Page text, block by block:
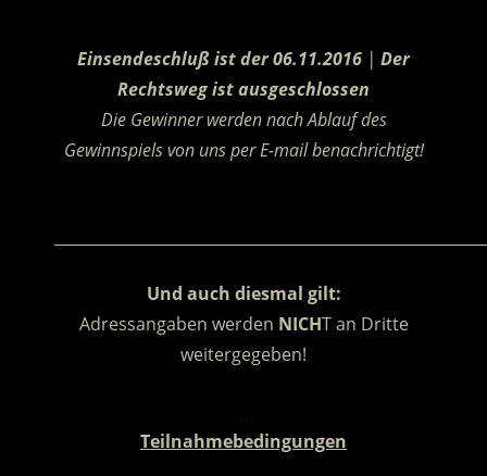
Einsendeschluß ist der 06.11.2016 | Der
Rechtsweg ist ausgeschlossen
Die Gewinner werden nach Ablauf des
Gewinnspiels von uns per E-mail benachrichtigt!
Und auch diesmal gilt:
Adressangaben werden NICHT an Dritte
weitergegeben!
Teilnahmebedingungen